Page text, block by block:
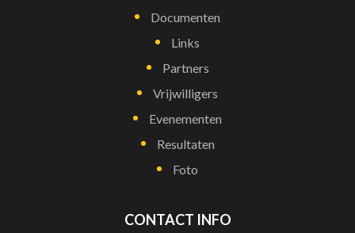
Documenten
Links
Partners
Vrijwilligers
Evenementen
Resultaten
Foto
CONTACT INFO